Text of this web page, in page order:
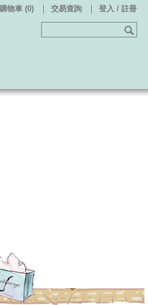
購物車 (0) 交易查詢 登入 / 註冊